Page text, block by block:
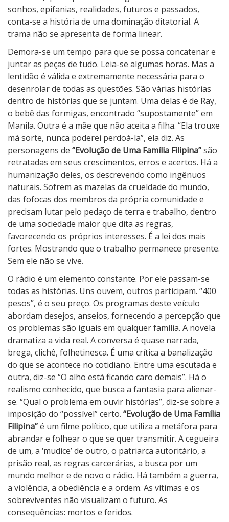
sonhos, epifanias, realidades, futuros e passados,
conta-se a história de uma dominação ditatorial. A
trama não se apresenta de forma linear.
Demora-se um tempo para que se possa concatenar e
juntar as peças de tudo. Leia-se algumas horas. Mas a
lentidão é válida e extremamente necessária para o
desenrolar de todas as questões. São várias histórias
dentro de histórias que se juntam. Uma delas é de Ray,
o bebê das formigas, encontrado “supostamente” em
Manila. Outra é a mãe que não aceita a filha. “Ela trouxe
má sorte, nunca poderei perdoá-la”, ela diz. As
personagens de “Evolução de Uma Família Filipina”são
retratadas em seus crescimentos, erros e acertos. Há a
humanização deles, os descrevendo como ingênuos
naturais. Sofrem as mazelas da crueldade do mundo,
das fofocas dos membros da própria comunidade e
precisam lutar pelo pedaço de terra e trabalho, dentro
de uma sociedade maior que dita as regras,
favorecendo os próprios interesses. É a lei dos mais
fortes. Mostrando que o trabalho permanece presente.
Sem ele não se vive.
O rádio é um elemento constante. Por ele passam-se
todas as histórias. Uns ouvem, outros participam. “400
pesos”, é o seu preço. Os programas deste veículo
abordam desejos, anseios, fornecendo a percepção que
os problemas são iguais em qualquer família. A novela
dramatiza a vida real. A conversa é quase narrada,
brega, clichê, folhetinesca. É uma crítica a banalização
do que se acontece no cotidiano. Entre uma escutada e
outra, diz-se “O alho está ficando caro demais”. Há o
realismo conhecido, que busca a fantasia para alienar-
se. “Qual o problema em ouvir histórias”, diz-se sobre a
imposição do “possível” certo. “Evolução de Uma Família
Filipina”é um filme político, que utiliza a metáfora para
abrandar e folhear o que se quer transmitir. A cegueira
de um, a ‘mudice’ de outro, o patriarca autoritário, a
prisão real, as regras carcerárias, a busca por um
mundo melhor e de novo o rádio. Há também a guerra,
a violência, a obediência e a ordem. As vítimas e os
sobreviventes não visualizam o futuro. As
consequências: mortos e feridos.